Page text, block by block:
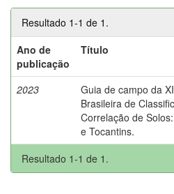
Resultado 1-1 de 1.
Ano de
publicação
Título
2023
Guia de campo da
Brasileira de
Correlação de
e Tocantins.
Resultado 1-1 de 1.